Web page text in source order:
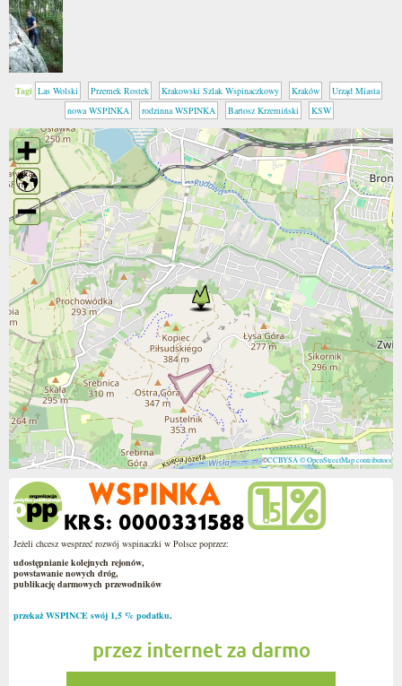
Tagi Las Wolski Przemek Rostek Krakowski Szlak Wspinaczkowy Kraków
Urząd Miasta
nowa WSPINKA
rodzinna WSPINKA Bartosz Krzemiński KSW
©CCBYSA © OpenStreetMap contributors
Jeżeli chcesz wesprzeć rozwój wspinaczki w Polsce poprzez:
udostępnianie kolejnych rejonów,
powstawanie nowych dróg,
publikację darmowych przewodników
przekaż WSPINCE swój 1,5 % podatku.